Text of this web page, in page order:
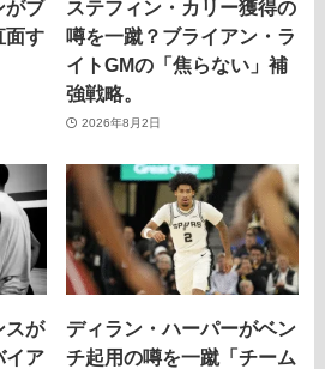
がブ
面す
ステフィン・カリー獲得の
噂を一蹴？ブライアン・ラ
イトGMの「焦らない」補
強戦略。
2026年8月2日
スが
イア
ディラン・ハーパーがベン
チ起用の噂を一蹴「チーム